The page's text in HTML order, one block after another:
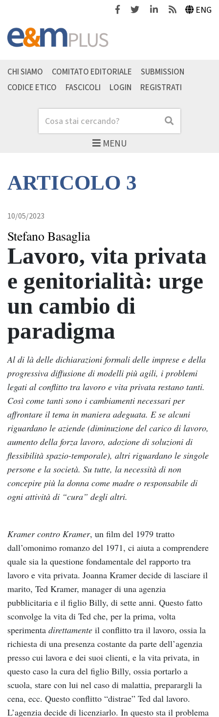
FacebookTwitterLinkedinFeeds ENG
MENU
Cerca Cerca
CHI SIAMO COMITATO EDITORIALE
SUBMISSION
CODICE ETICO
FASCICOLI LOGIN REGISTRATI
ARTICOLO 3
10/05/2023
Stefano Basaglia
Lavoro, vita privata
e genitorialità: urge
un cambio di
paradigma
Al di là delle dichiarazioni formali delle imprese e della
progressiva diffusione di modelli più agili, i problemi
legati al conflitto tra lavoro e vita privata restano tanti.
Così come tanti sono i cambiamenti necessari per
affrontare il tema in maniera adeguata. E se alcuni
riguardano le aziende (diminuzione del carico di lavoro,
aumento della forza lavoro, adozione di soluzioni di
flessibilità spazio-temporale), altri riguardano le singole
persone e la società. Su tutte, la necessità di non
concepire più la donna come madre o responsabile di
ogni attività di “cura” degli altri.
Kramer contro Kramer, un film del 1979 tratto
dall’omonimo romanzo del 1971, ci aiuta a comprendere
quale sia la questione fondamentale del rapporto tra
lavoro e vita privata. Joanna Kramer decide di lasciare il
marito, Ted Kramer, manager di una agenzia
pubblicitaria e il figlio Billy, di sette anni. Questo fatto
sconvolge la vita di Ted che, per la prima, volta
sperimenta direttamente il conflitto tra il lavoro, ossia la
richiesta di una presenza costante da parte dell’agenzia
presso cui lavora e dei suoi clienti, e la vita privata, in
questo caso la cura del figlio Billy, ossia portarlo a
scuola, stare con lui nel caso di malattia, preparargli la
cena, ecc. Questo conflitto “distrae” Ted dal lavoro.
L’agenzia decide di licenziarlo. In questo sta il problema